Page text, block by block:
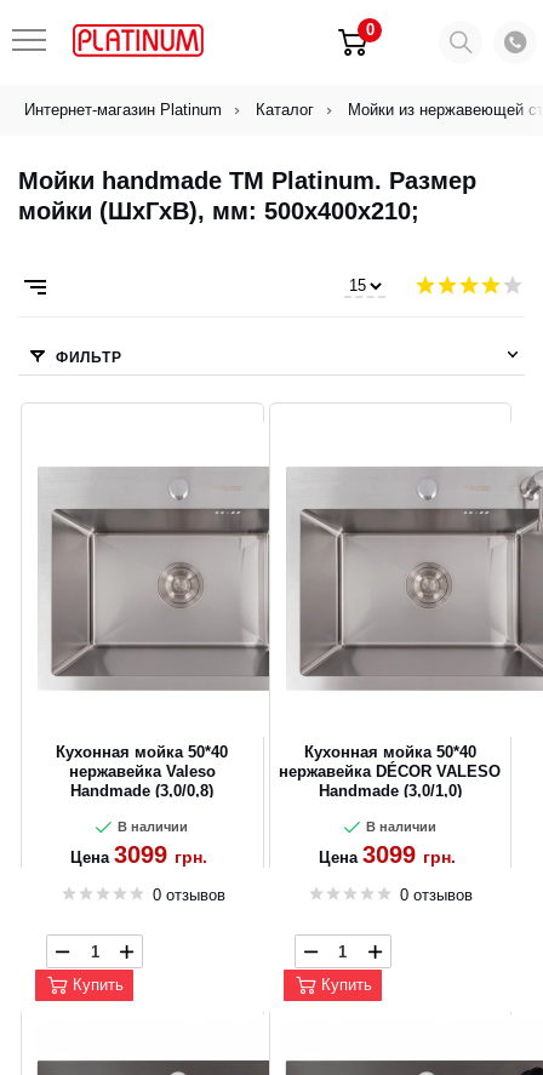
0
Интернет-магазин Platinum Каталог Мойки из нержавеющей
Мойки handmade ТМ Platinum. Размер
мойки (ШхГхВ), мм: 500х400х210;
ФИЛЬТР
Кухонная мойка 50*40
нержавейка Valeso
Handmade (3,0/0,8)
В наличии
Цена 3099 грн.
0 отзывов
Купить
Кухонная мойка 50*40
нержавейка DÉCOR VALESO
Handmade (3,0/1,0)
В наличии
Цена 3099 грн.
0 отзывов
Купить